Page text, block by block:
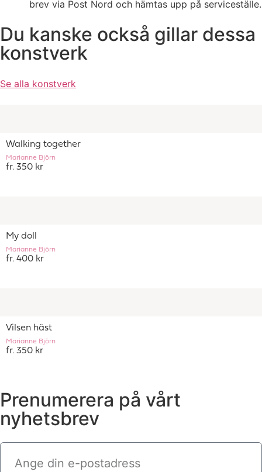
brev via Post Nord och hämtas upp på serviceställe.
Du kanske också gillar dessa
konstverk
Se alla konstverk
Walking together
Marianne Björn
fr. 350 kr
My doll
Marianne Björn
fr. 400 kr
Vilsen häst
Marianne Björn
fr. 350 kr
Prenumerera på vårt
nyhetsbrev